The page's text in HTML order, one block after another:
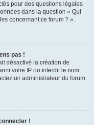
pour des questions légales
dans la question « Qui
concernant ce forum ? ».
pas !
désactivé la création de
votre IP ou interdit le nom
un administrateur du forum
!